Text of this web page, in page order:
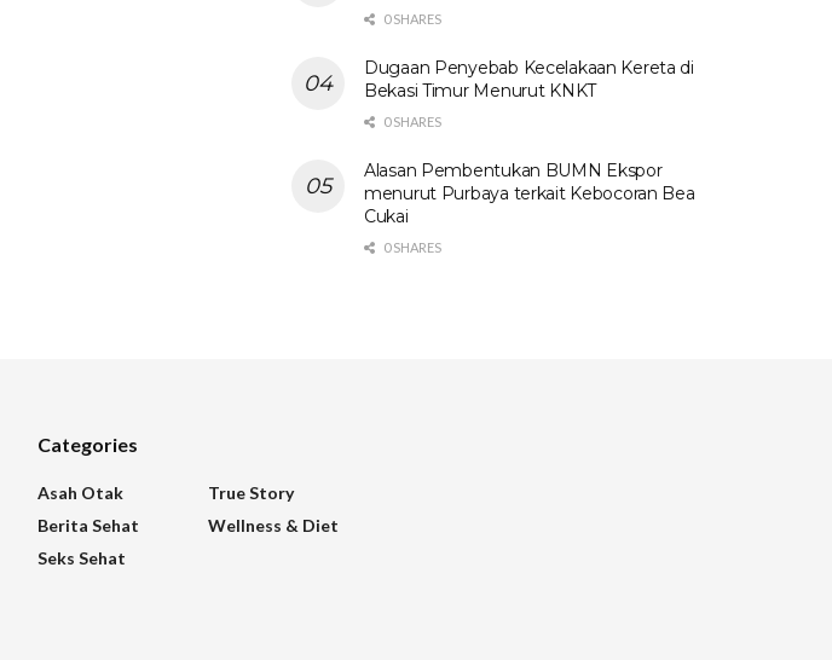
0 SHARES
Dugaan Penyebab Kecelakaan Kereta di
Bekasi Timur Menurut KNKT
0 SHARES
Alasan Pembentukan BUMN Ekspor
menurut Purbaya terkait Kebocoran Bea
Cukai
0 SHARES
Categories
Asah Otak
Berita Sehat
Seks Sehat
True Story
Wellness & Diet